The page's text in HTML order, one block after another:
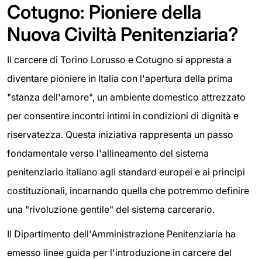
Cotugno: Pioniere della
Nuova Civiltà Penitenziaria?
Il carcere di Torino Lorusso e Cotugno si appresta a
diventare pioniere in Italia con l'apertura della prima
"stanza dell'amore", un ambiente domestico attrezzato
per consentire incontri intimi in condizioni di dignità e
riservatezza. Questa iniziativa rappresenta un passo
fondamentale verso l'allineamento del sistema
penitenziario italiano agli standard europei e ai principi
costituzionali, incarnando quella che potremmo definire
una "rivoluzione gentile" del sistema carcerario.
Il Dipartimento dell'Amministrazione Penitenziaria ha
emesso linee guida per l'introduzione in carcere del